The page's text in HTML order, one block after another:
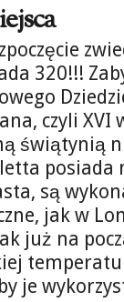
320!!!
czyli XVI
świątynią
są
jak w
już na
je